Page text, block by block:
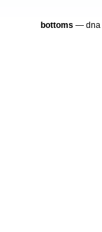
bottoms — dna